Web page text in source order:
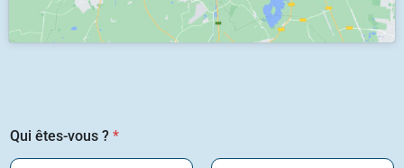
Qui êtes-vous ? *